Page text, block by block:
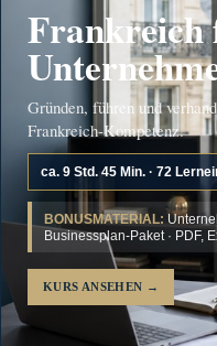
Gründen, führen und
Frankreich-Kompetenz.
ca. 9 Std. 45 Min. · 72
BONUSMATERIAL:
Businessplan-Paket · PDF,
KURS ANSEHEN →